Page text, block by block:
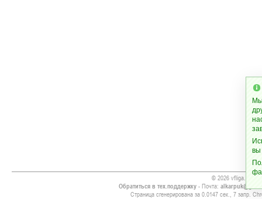
© 2026 vfliga.com
Обратиться в тех.поддержку- Почта:
Страница сгенерирована за 0.0147 сек., 7 запр.
вы